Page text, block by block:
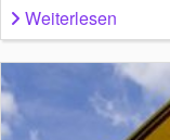
Weiterlesen